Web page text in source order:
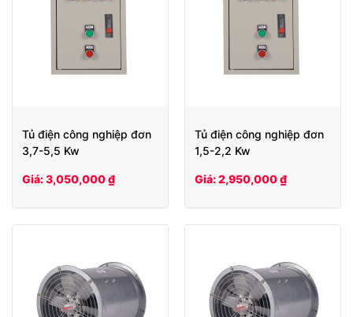
Tủ điện công nghiệp đơn
3,7-5,5 Kw
Giá: 3,050,000 ₫
Tủ điện công nghiệp đơn
1,5-2,2 Kw
Giá: 2,950,000 ₫